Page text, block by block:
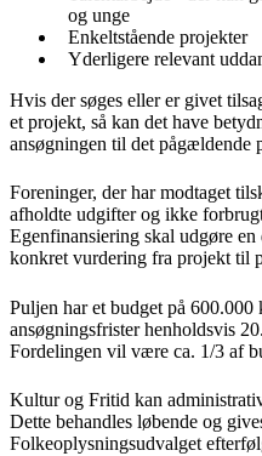
og unge
Enkeltstående projekter
Yderligere relevant
Hvis der søges eller er givet
et projekt, så kan det have
ansøgningen til det pågældende
Foreninger, der har modtaget
afholdte udgifter og ikke
Egenfinansiering skal udgøre
konkret vurdering fra projekt til
Puljen har et budget på
ansøgningsfrister henholdsvis
Fordelingen vil være ca. 1/3 af
Kultur og Fritid kan
Dette behandles løbende og
Folkeoplysningsudvalget